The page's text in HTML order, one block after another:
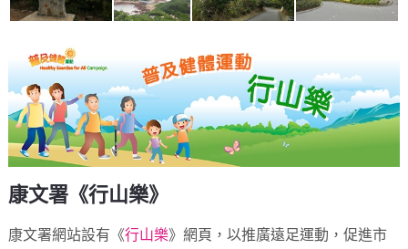
康文署《行山樂》
康文署網站設有《行山樂》網頁，以推廣遠足運動，促進市